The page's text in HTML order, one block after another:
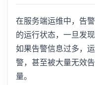
在服务端运维中，告
的运行状态，一旦发
如果告警信息过多，
警，甚至被大量无效
量。